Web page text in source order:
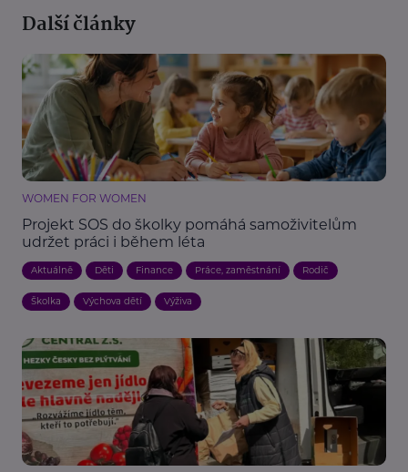
Další články
WOMEN FOR WOMEN
Projekt SOS do školky pomáhá samoživitelům
udržet práci i během léta
Aktuálně Děti Finance Práce, zaměstnání Rodič
Školka Výchova dětí Výživa